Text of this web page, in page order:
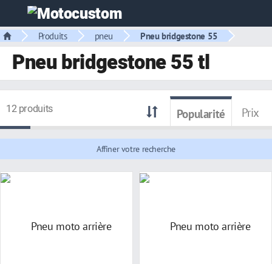
Produits pneu Pneu bridgestone 55
Pneu bridgestone 55 tl
12 produits Popularité Prix
Affiner votre recherche